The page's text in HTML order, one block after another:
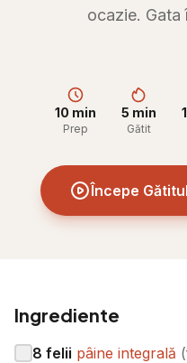
ocazie. Gata
10 min
Prep
5 min
Gătit
Începe Gătitul
Ingrediente
8 felii pâine integrală (